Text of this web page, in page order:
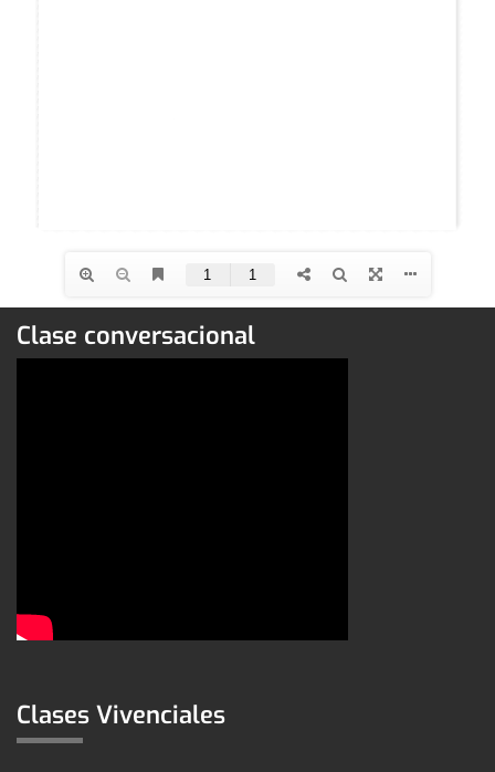
Clase conversacional
Clases Vivenciales